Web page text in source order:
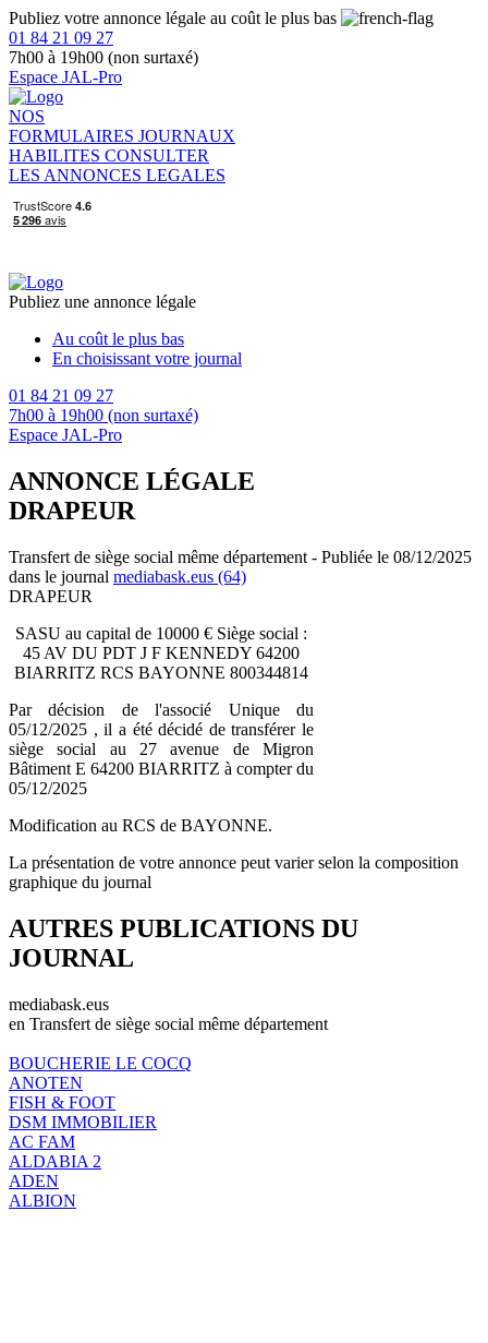
Publiez votre annonce légale au coût le plus bas
01 84 21 09 27
7h00 à 19h00 (non surtaxé)
Espace JAL-Pro
NOS
FORMULAIRES JOURNAUX
HABILITES CONSULTER
LES ANNONCES LEGALES
Publiez une annonce légale
Au coût le plus bas
En choisissant votre journal
01 84 21 09 27
7h00 à 19h00 (non surtaxé)
Espace JAL-Pro
ANNONCE LÉGALE
DRAPEUR
Transfert de siège social même département - Publiée le 08/12/2025
dans le journal mediabask.eus (64)
DRAPEUR
SASU au capital de 10000 € Siège social :
45 AV DU PDT J F KENNEDY 64200
BIARRITZ RCS BAYONNE 800344814
Par décision de l'associé Unique du
05/12/2025 , il a été décidé de transférer le
siège social au 27 avenue de Migron
Bâtiment E 64200 BIARRITZ à compter du
05/12/2025
Modification au RCS de BAYONNE.
La présentation de votre annonce peut varier selon la composition
graphique du journal
AUTRES PUBLICATIONS DU
JOURNAL
mediabask.eus
en Transfert de siège social même département
BOUCHERIE LE COCQ
ANOTEN
FISH & FOOT
DSM IMMOBILIER
AC FAM
ALDABIA 2
ADEN
ALBION